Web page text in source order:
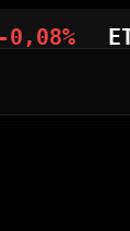
ETHUSD